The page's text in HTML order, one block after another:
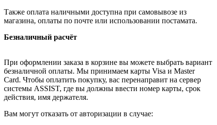
Также оплата наличными доступна при самовывозе из
магазина, оплаты по почте или использовании постамата.
Безналичный расчёт
При оформлении заказа в корзине вы можете выбрать вариант
безналичной оплаты. Мы принимаем карты Visa и Master
Card. Чтобы оплатить покупку, вас перенаправит на сервер
системы ASSIST, где вы должны ввести номер карты, срок
действия, имя держателя.
Вам могут отказать от авторизации в случае: